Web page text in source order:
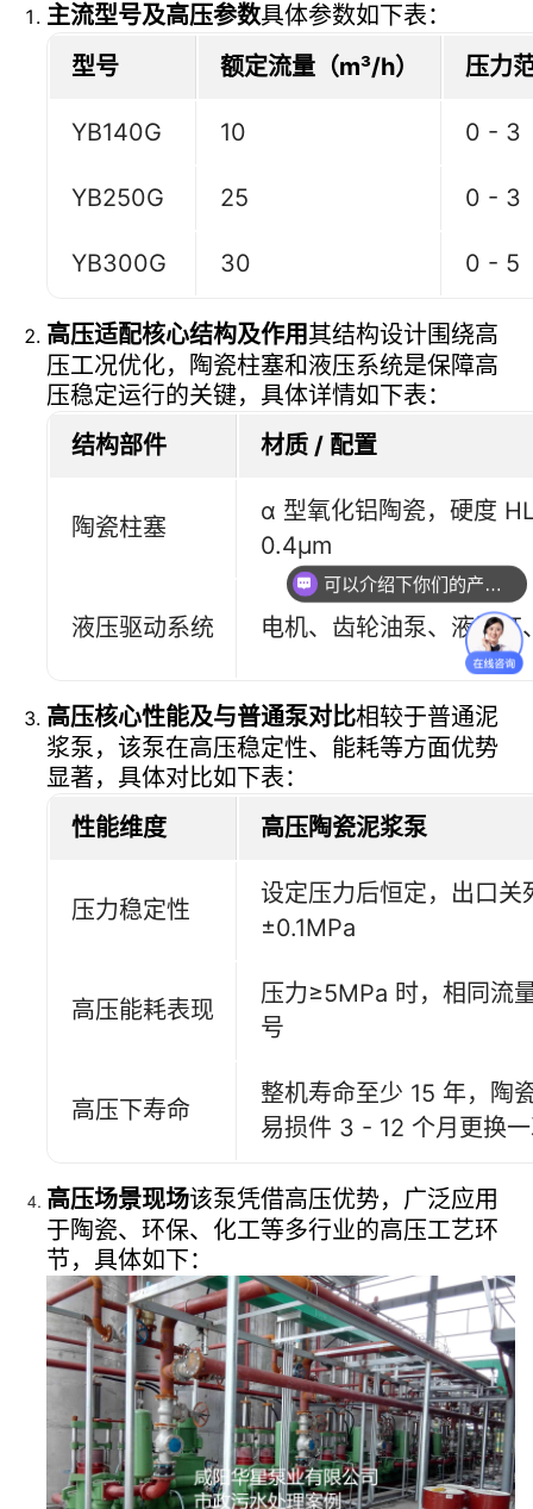
主流型号及高压参数具体参数如下表：
型号
额定流量（m³/h） 压力
YB140G 10 0 - 3
YB250G 25 0 - 3
YB300G 30 0 - 5
高压适配核心结构及作用其结构设计围绕高
压工况优化，陶瓷柱塞和液压系统是保障高
压稳定运行的关键，具体详情如下表：
结构部件
材质 / 配置
陶瓷柱塞
α 型氧化铝陶瓷，硬度
0.4μm
液压驱动系统 电机、齿轮油泵、液压缸
高压核心性能及与普通泵对比相较于普通泥
浆泵，该泵在高压稳定性、能耗等方面优势
显著，具体对比如下表：
性能维度
高压陶瓷泥浆泵
压力稳定性
设定压力后恒定，出口关
±0.1MPa
高压能耗表现
压力≥5MPa 时，相同流
号
高压下寿命
整机寿命至少 15 年，陶
易损件 3 - 12 个月更换
高压场景现场该泵凭借高压优势，广泛应用
于陶瓷、环保、化工等多行业的高压工艺环
节，具体如下：
可以介绍下你们的产品么？